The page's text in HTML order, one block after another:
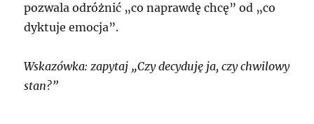
pozwala odróżnić „co naprawdę chcę” od „co
dyktuje emocja”.
Wskazówka: zapytaj „Czy decyduję ja, czy chwilowy
stan?”